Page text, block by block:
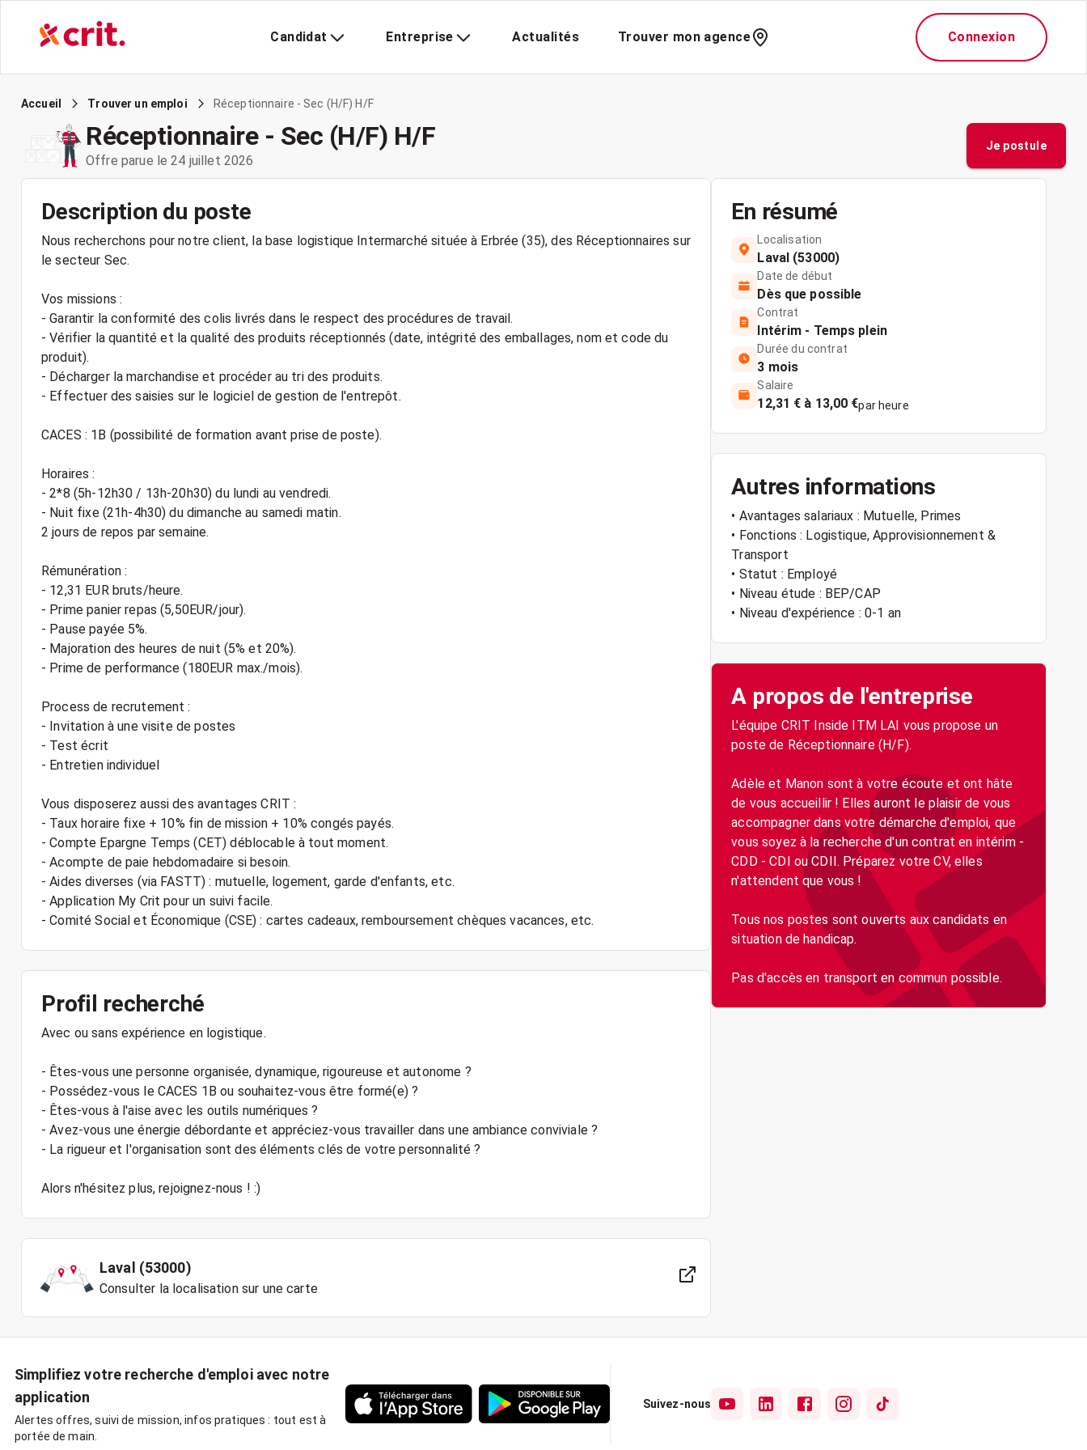
Candidat Entreprise Actualités Trouver mon agence Connexion
Accueil Trouver un emploi Réceptionnaire - Sec (H/F) H/F
Réceptionnaire - Sec (H/F) H/F
Offre parue le 24 juillet 2026
Je postule
Description du poste
Nous recherchons pour notre client, la base logistique Intermarché située à Erbrée (35), des Réceptionnaires sur
le secteur Sec.
Vos missions :
- Garantir la conformité des colis livrés dans le respect des procédures de travail.
- Vérifier la quantité et la qualité des produits réceptionnés (date, intégrité des emballages, nom et code du
produit).
- Décharger la marchandise et procéder au tri des produits.
- Effectuer des saisies sur le logiciel de gestion de l'entrepôt.
CACES : 1B (possibilité de formation avant prise de poste).
Horaires :
- 2*8 (5h-12h30 / 13h-20h30) du lundi au vendredi.
- Nuit fixe (21h-4h30) du dimanche au samedi matin.
2 jours de repos par semaine.
Rémunération :
- 12,31 EUR bruts/heure.
- Prime panier repas (5,50EUR/jour).
- Pause payée 5%.
- Majoration des heures de nuit (5% et 20%).
- Prime de performance (180EUR max./mois).
Process de recrutement :
- Invitation à une visite de postes
- Test écrit
- Entretien individuel
Vous disposerez aussi des avantages CRIT :
- Taux horaire fixe + 10% fin de mission + 10% congés payés.
- Compte Epargne Temps (CET) déblocable à tout moment.
- Acompte de paie hebdomadaire si besoin.
- Aides diverses (via FASTT) : mutuelle, logement, garde d'enfants, etc.
- Application My Crit pour un suivi facile.
Profil recherché
Avec ou sans expérience en logistique.
- Êtes-vous une personne organisée, dynamique, rigoureuse et autonome ?
- Possédez-vous le CACES 1B ou souhaitez-vous être formé(e) ?
- Êtes-vous à l'aise avec les outils numériques ?
- Avez-vous une énergie débordante et appréciez-vous travailler dans une ambiance conviviale ?
- La rigueur et l'organisation sont des éléments clés de votre personnalité ?
Alors n'hésitez plus, rejoignez-nous ! :)
Laval (53000)
Consulter la localisation sur une carte
En résumé
Localisation
Laval (53000)
Date de début
Dès que possible
Contrat
Intérim - Temps plein
Durée du contrat
3 mois
Salaire
12,31 € à 13,00 €par heure
Autres informations
• Avantages salariaux : Mutuelle, Primes
• Fonctions : Logistique, Approvisionnement &
Transport
• Statut : Employé
• Niveau étude : BEP/CAP
• Niveau d'expérience : 0-1 an
A propos de l'entreprise
L'équipe CRIT Inside ITM LAI vous propose un
poste de Réceptionnaire (H/F).
Adèle et Manon sont à votre écoute et ont hâte
de vous accueillir ! Elles auront le plaisir de vous
accompagner dans votre démarche d'emploi, que
vous soyez à la recherche d'un contrat en intérim -
CDD - CDI ou CDII. Préparez votre CV, elles
n'attendent que vous !
Tous nos postes sont ouverts aux candidats en
situation de handicap.
Pas d'accès en transport en commun possible.
Simplifiez votre recherche d'emploi avec notre
application
Alertes offres, suivi de mission, infos pratiques : tout est à
portée de main.
Suivez-nous